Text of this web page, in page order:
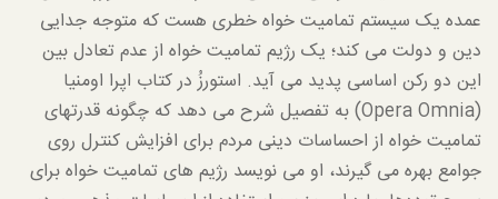
عمده یک سیستم تمامیت خواه خطری هست که متوجه جدایی
دین و دولت می کند؛ یک رژیم تمامیت خواه از عدم تعادل بین
این دو رکن اساسی پدید می آید. استورزُ در کتاب اپرا اومنیا
(Opera Omnia) به تفصیل شرح می دهد که چگونه قدرتهای
تمامیت خواه از احساسات دینی مردم برای افزایش کنترل روی
جوامع بهره می گیرند، او می نویسد رژیم های تمامیت خواه برای